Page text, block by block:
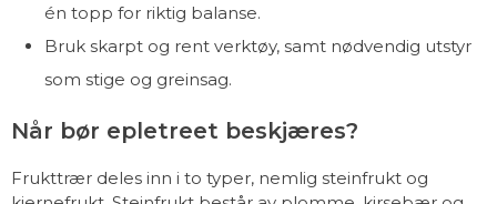
én topp for riktig balanse.
Bruk skarpt og rent verktøy, samt nødvendig utstyr
som stige og greinsag.
Når bør epletreet beskjæres?
Frukttrær deles inn i to typer, nemlig steinfrukt og